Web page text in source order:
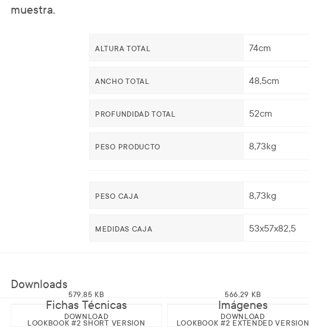
muestra.
ALTURA TOTAL 74cm
ANCHO TOTAL 48,5cm
PROFUNDIDAD TOTAL 52cm
PESO PRODUCTO 8,73kg
PESO CAJA 8,73kg
MEDIDAS CAJA 53x57x82,5
Downloads
Fichas Técnicas
579,85 KB
DOWNLOAD
Imágenes
566,29 KB
DOWNLOAD
LOOKBOOK #2 SHORT VERSION LOOKBOOK #2 EXTENDED VERSION